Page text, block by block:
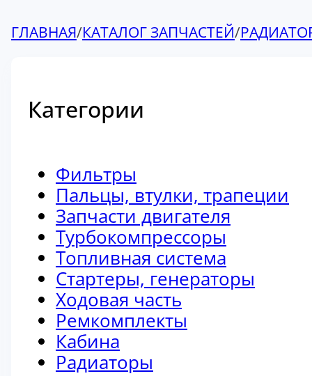
ГЛАВНАЯ/КАТАЛОГ ЗАПЧАСТЕЙ/
Категории
Фильтры
Пальцы, втулки, трапеции
Запчасти двигателя
Турбокомпрессоры
Топливная система
Стартеры, генераторы
Ходовая часть
Ремкомплекты
Кабина
Радиаторы